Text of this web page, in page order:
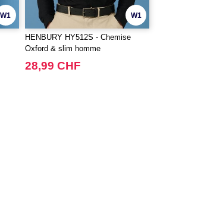
W1 W1
HENBURY HY512S - Chemise
Oxford & slim homme
28,99 CHF